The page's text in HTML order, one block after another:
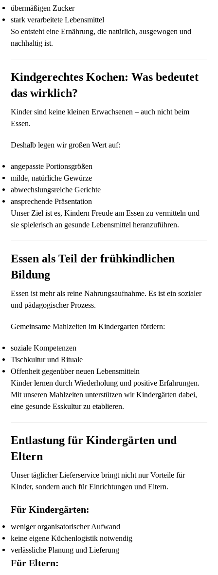
übermäßigen Zucker
stark verarbeitete Lebensmittel
So entsteht eine Ernährung, die natürlich, ausgewogen und
nachhaltig ist.
Kindgerechtes Kochen: Was bedeutet
das wirklich?
Kinder sind keine kleinen Erwachsenen – auch nicht beim
Essen.
Deshalb legen wir großen Wert auf:
angepasste Portionsgrößen
milde, natürliche Gewürze
abwechslungsreiche Gerichte
ansprechende Präsentation
Unser Ziel ist es, Kindern Freude am Essen zu vermitteln und
sie spielerisch an gesunde Lebensmittel heranzuführen.
Essen als Teil der frühkindlichen
Bildung
Essen ist mehr als reine Nahrungsaufnahme. Es ist ein sozialer
und pädagogischer Prozess.
Gemeinsame Mahlzeiten im Kindergarten fördern:
soziale Kompetenzen
Tischkultur und Rituale
Offenheit gegenüber neuen Lebensmitteln
Kinder lernen durch Wiederholung und positive Erfahrungen.
Mit unseren Mahlzeiten unterstützen wir Kindergärten dabei,
eine gesunde Esskultur zu etablieren.
Entlastung für Kindergärten und
Eltern
Unser täglicher Lieferservice bringt nicht nur Vorteile für
Kinder, sondern auch für Einrichtungen und Eltern.
Für Kindergärten:
weniger organisatorischer Aufwand
keine eigene Küchenlogistik notwendig
verlässliche Planung und Lieferung
Für Eltern: